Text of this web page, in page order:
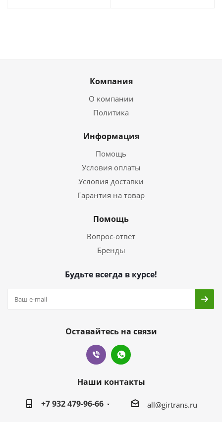
Компания
О компании
Политика
Информация
Помощь
Условия оплаты
Условия доставки
Гарантия на товар
Помощь
Вопрос-ответ
Бренды
Будьте всегда в курсе!
Оставайтесь на связи
Наши контакты
+7 932 479-96-66
all@girtrans.ru